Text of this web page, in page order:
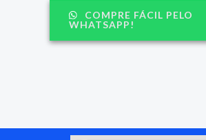
COMPRE FÁCIL PELO
WHATSAPP!